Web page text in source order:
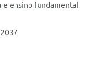
e ensino fundamental